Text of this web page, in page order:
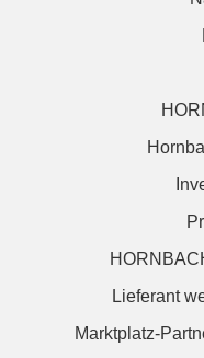
Lieferant
Marktplatz-